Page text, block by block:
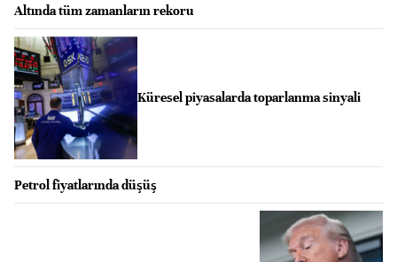
Altında tüm zamanların rekoru
Küresel piyasalarda toparlanma sinyali
Petrol fiyatlarında düşüş